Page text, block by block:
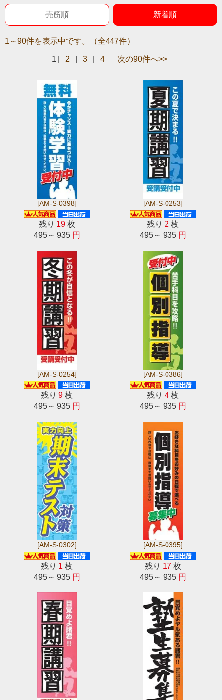
売筋順 新着順
1～90件を表示中です。（全447件）
1 2 3 4 次の90件へ>>
[AM-S-0398]
残り 19枚
495～ 935 円
[AM-S-0253]
残り 2 枚
495～ 935 円
[AM-S-0254]
残り9 枚
495～ 935 円
[AM-S-0386]
残り4 枚
495～ 935 円
[AM-S-0302]
残り 1 枚
495～ 935 円
[AM-S-0395]
残り 17 枚
495～ 935 円